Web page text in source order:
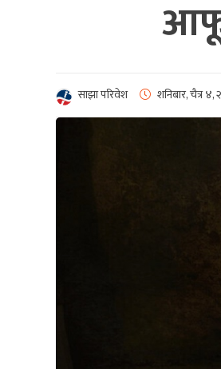
साझा परिवेश शनिबार, चैत्र ४,